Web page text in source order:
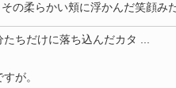
の柔らかい頬に浮かんだ笑顔み
ちだけに落ち込んだカタ ...
が。